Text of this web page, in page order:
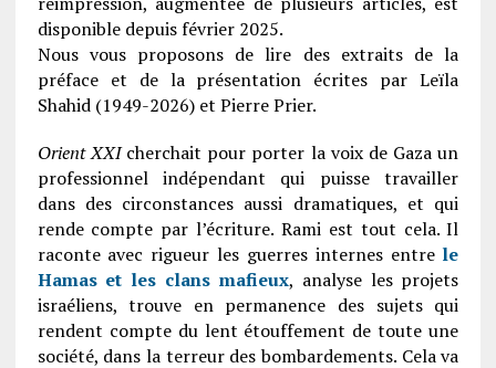
disponible depuis février 2025.
Nous vous proposons de lire des extraits de la
préface et de la présentation écrites par Leïla
Shahid (1949-2026) et Pierre Prier.
Orient XXIcherchait pour porter la voix de Gaza un
professionnel indépendant qui puisse travailler
dans des circonstances aussi dramatiques, et qui
rende compte par l’écriture. Rami est tout cela. Il
raconte avec rigueur les guerres internes entre le
Hamas et les clans mafieux, analyse les projets
israéliens, trouve en permanence des sujets qui
rendent compte du lent étouffement de toute une
société, dans la terreur des bombardements. Cela va